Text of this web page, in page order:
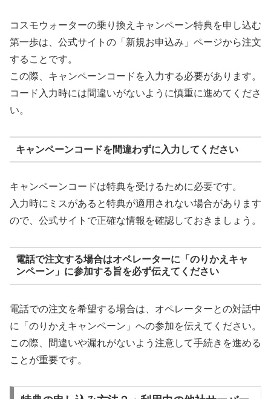
コスモウォーターの乗り換えキャンペーン特典を申し込む
第一歩は、公式サイトの「新規お申込み」ページから注文
することです。
この際、キャンペーンコードを入力する必要があります。
コード入力時には間違いがないように慎重に進めてくださ
い。
キャンペーンコードを間違わずに入力してください
キャンペーンコードは特典を受けるために必要です。
入力時にミスがあると特典が適用されない場合があります
ので、公式サイトで正確な情報を確認しておきましょう。
電話で注文する場合はオペレーターに「のりかえキャ
ンペーン」に参加する旨を必ず伝えてください
電話での注文を希望する場合は、オペレーターとの対話中
に「のりかえキャンペーン」への参加を伝えてください。
この際、間違いや漏れがないよう注意して手続きを進める
ことが重要です。